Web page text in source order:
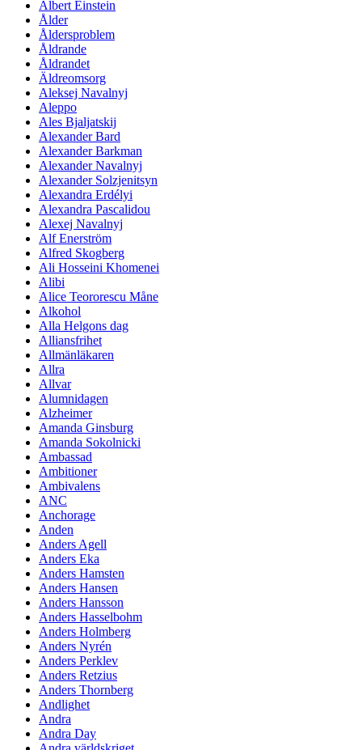
Albert Einstein
Ålder
Åldersproblem
Åldrande
Åldrandet
Äldreomsorg
Aleksej Navalnyj
Aleppo
Ales Bjaljatskij
Alexander Bard
Alexander Barkman
Alexander Navalnyj
Alexander Solzjenitsyn
Alexandra Erdélyi
Alexandra Pascalidou
Alexej Navalnyj
Alf Enerström
Alfred Skogberg
Ali Hosseini Khomenei
Alibi
Alice Teororescu Måne
Alkohol
Alla Helgons dag
Alliansfrihet
Allmänläkaren
Allra
Allvar
Alumnidagen
Alzheimer
Amanda Ginsburg
Amanda Sokolnicki
Ambassad
Ambitioner
Ambivalens
ANC
Anchorage
Anden
Anders Agell
Anders Eka
Anders Hamsten
Anders Hansen
Anders Hansson
Anders Hasselbohm
Anders Holmberg
Anders Nyrén
Anders Perklev
Anders Retzius
Anders Thornberg
Andlighet
Andra
Andra Day